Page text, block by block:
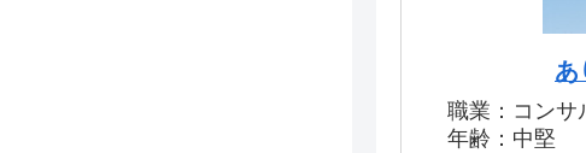
あ
職業：コンサ
年齢：中堅